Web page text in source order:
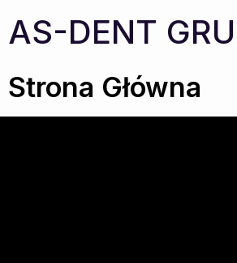
AS-DENT
Strona Główna